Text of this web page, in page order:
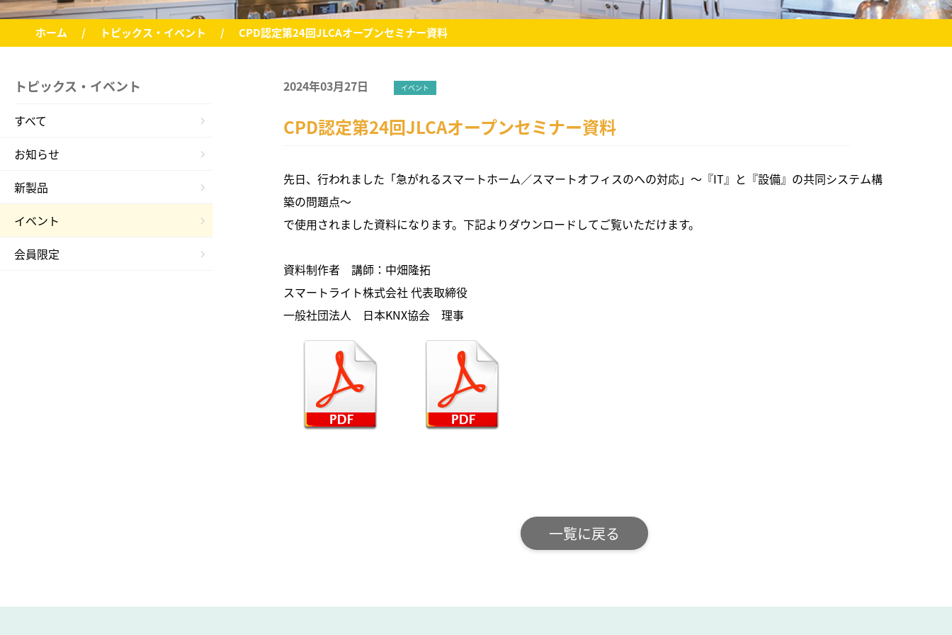
ホーム トピックス・イベント CPD認定第24回JLCAオープンセミナー資料
トピックス・イベント
すべて
お知らせ
新製品
イベント
会員限定
2024年03月27日 イベント
CPD認定第24回JLCAオープンセミナー資料
先日、行われました「急がれるスマートホーム／スマートオフィスのへの対応」～『IT』と『設備』の共同システム構
築の問題点～
で使用されました資料になります。下記よりダウンロードしてご覧いただけます。
資料制作者 講師：中畑隆拓
スマートライト株式会社 代表取締役
一般社団法人 日本KNX協会 理事
一覧に戻る